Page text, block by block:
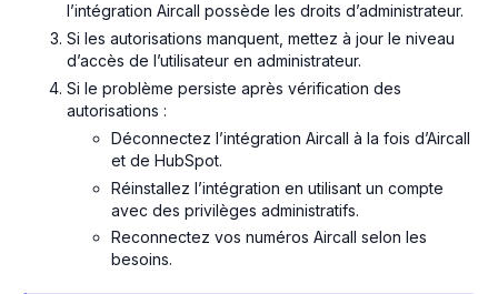
l’intégration Aircall possède les droits d’administrateur.
Si les autorisations manquent, mettez à jour le niveau
d’accès de l’utilisateur en administrateur.
Si le problème persiste après vérification des
autorisations :
Déconnectez l’intégration Aircall à la fois d’Aircall
et de HubSpot.
Réinstallez l’intégration en utilisant un compte
avec des privilèges administratifs.
Reconnectez vos numéros Aircall selon les
besoins.